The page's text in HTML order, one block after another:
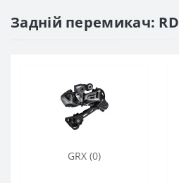
Задній перемикач: RD
GRX (0)